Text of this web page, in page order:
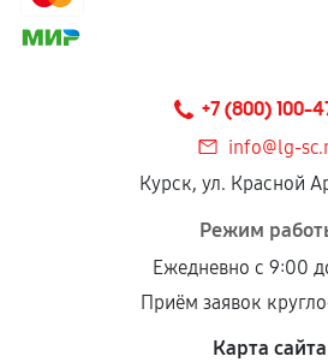
+7 (800) 100-
info@lg-
Курск, ул. Красной
Режим
Ежедневно с 9:00
Приём заявок
Карта сайта